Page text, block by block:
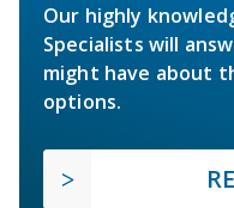
Our highly
Specialists will
might have about
options.